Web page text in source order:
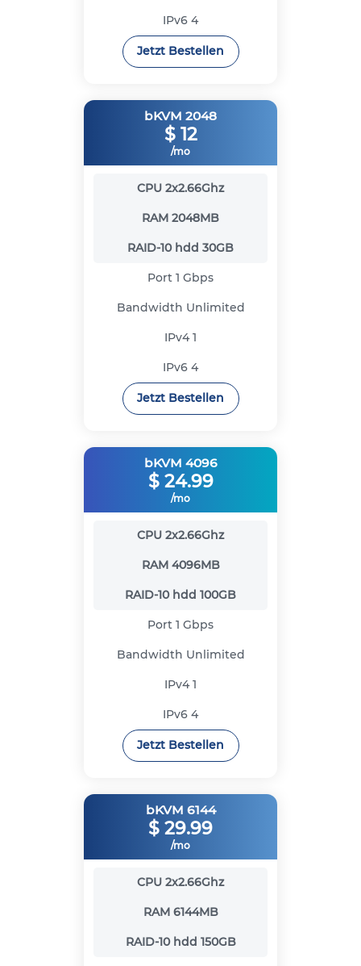
IPv6 4
Jetzt Bestellen
bKVM 2048
$ 12
/mo
CPU 2x2.66Ghz
RAM 2048MB
RAID-10 hdd 30GB
Port 1 Gbps
Bandwidth Unlimited
IPv41
IPv6 4
Jetzt Bestellen
bKVM 4096
$ 24.99
/mo
CPU 2x2.66Ghz
RAM 4096MB
RAID-10 hdd 100GB
Port 1 Gbps
Bandwidth Unlimited
IPv41
IPv6 4
Jetzt Bestellen
bKVM 6144
$ 29.99
/mo
CPU 2x2.66Ghz
RAM 6144MB
RAID-10 hdd 150GB